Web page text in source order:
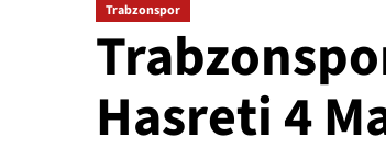
Trabzonspor
Hasreti 4